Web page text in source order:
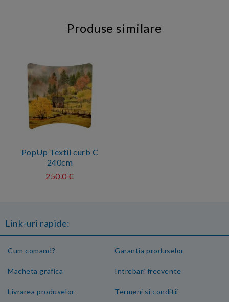
Produse similare
PopUp Textil curb C
240cm
250.0 €
Link-uri rapide:
Cum comand?
Macheta grafica
Livrarea produselor
Garantia produselor
Intrebari frecvente
Termeni si conditii